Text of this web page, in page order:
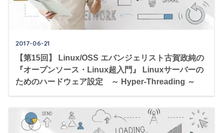
2017-06-21
【第15回】 Linux/OSS エバンジェリスト古賀政純の
『オープンソース・Linux超入門』 Linuxサーバーの
ためのハードウェア設定 ～ Hyper-Threading ～